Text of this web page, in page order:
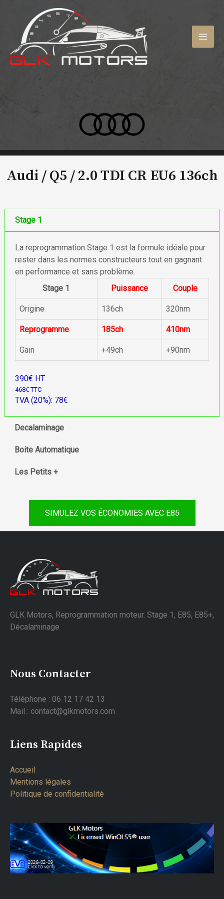
contenu
Audi / Q5 /2.0 TDI CR EU6 136ch
Stage 1
La reprogrammation Stage 1 est la formule idéale pour
rester dans les normes constructeurs tout en gagnant
en performance et sans problème.
Stage 1
Puissance Couple
Origine 136ch 320nm
Reprogramme 185ch 410nm
Gain +49ch +90nm
390€ HT
468€ TTC
TVA (20%): 78€
Decalaminage
Boite Automatique
Les Petits +
SIMULEZ VOS ÉCONOMIES AVEC E85
GLK Motors, Reprogrammation moteur. Stage 1, E85, E85+,
Décalaminage
Nous Contacter
Téléphone : 06 12 17 42 13
Mail : contact@glkmotors.com
Liens Rapides
Accueil
Mentions légales
Politique de confidentialité